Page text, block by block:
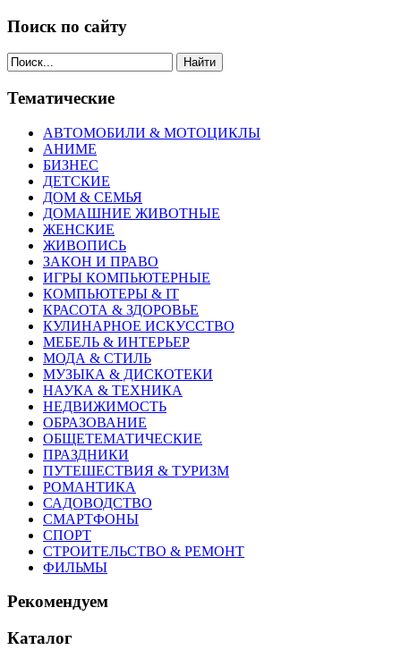
Поиск по сайту
Найти
Тематические
АВТОМОБИЛИ & МОТОЦИКЛЫ
АНИМЕ
БИЗНЕС
ДЕТСКИЕ
ДОМ & СЕМЬЯ
ДОМАШНИЕ ЖИВОТНЫЕ
ЖЕНСКИЕ
ЖИВОПИСЬ
ЗАКОН И ПРАВО
ИГРЫ КОМПЬЮТЕРНЫЕ
КОМПЬЮТЕРЫ & IT
КРАСОТА & ЗДОРОВЬЕ
КУЛИНАРНОЕ ИСКУССТВО
МЕБЕЛЬ & ИНТЕРЬЕР
МОДА & СТИЛЬ
МУЗЫКА & ДИСКОТЕКИ
НАУКА & ТЕХНИКА
НЕДВИЖИМОСТЬ
ОБРАЗОВАНИЕ
ОБЩЕТЕМАТИЧЕСКИЕ
ПРАЗДНИКИ
ПУТЕШЕСТВИЯ & ТУРИЗМ
РОМАНТИКА
САДОВОДСТВО
СМАРТФОНЫ
СПОРТ
СТРОИТЕЛЬСТВО & РЕМОНТ
ФИЛЬМЫ
Рекомендуем
Каталог